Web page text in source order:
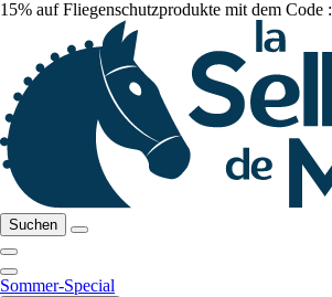
15% auf Fliegenschutzprodukte mit dem Code :
Suchen
Sommer-Special